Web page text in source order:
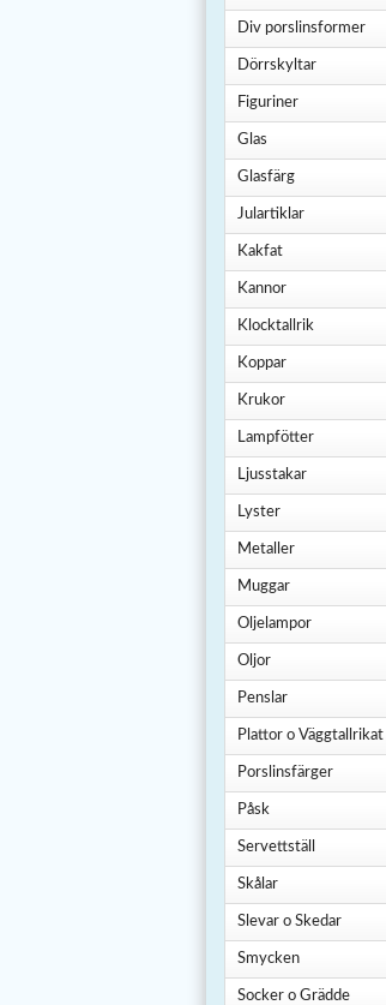
Div porslinsformer
Dörrskyltar
Figuriner
Glas
Glasfärg
Julartiklar
Kakfat
Kannor
Klocktallrik
Koppar
Krukor
Lampfötter
Ljusstakar
Lyster
Metaller
Muggar
Oljelampor
Oljor
Penslar
Plattor o Väggtallrikat
Porslinsfärger
Påsk
Servettställ
Skålar
Slevar o Skedar
Smycken
Socker o Grädde